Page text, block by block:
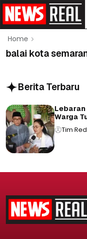
Home
balai kota
Berita Terbaru
Lebaran
Warga
Tim